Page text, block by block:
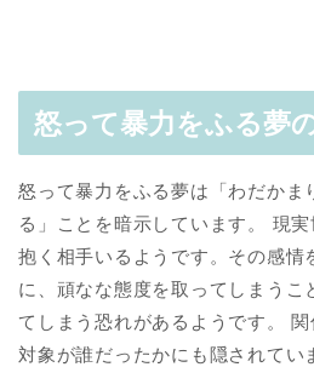
怒って暴力をふる夢
怒って暴力をふる夢は「わだかま
る」ことを暗示しています。 現
抱く相手いるようです。その感情
に、頑なな態度を取ってしまうこ
てしまう恐れがあるようです。
対象が誰だったかにも隠されてい